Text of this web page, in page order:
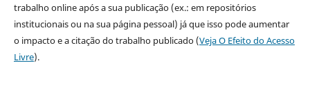
trabalho online após a sua publicação (ex.: em repositórios
institucionais ou na sua página pessoal) já que isso pode aumentar
o impacto e a citação do trabalho publicado (Veja O Efeito do Acesso
Livre).